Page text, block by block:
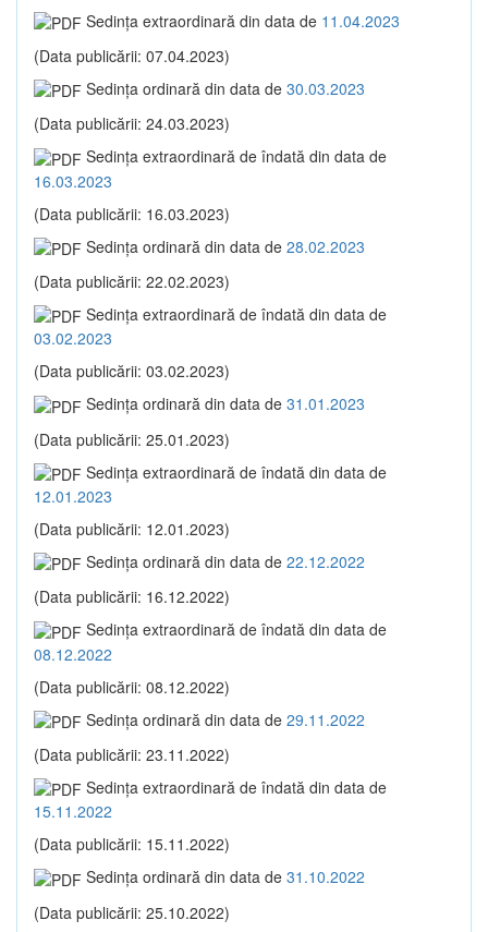
Sedinţa extraordinară din data de 11.04.2023
(Data publicării: 07.04.2023)
Sedinţa ordinară din data de 30.03.2023
(Data publicării: 24.03.2023)
Sedinţa extraordinară de îndată din data de
16.03.2023
(Data publicării: 16.03.2023)
Sedinţa ordinară din data de 28.02.2023
(Data publicării: 22.02.2023)
Sedinţa extraordinară de îndată din data de
03.02.2023
(Data publicării: 03.02.2023)
Sedinţa ordinară din data de 31.01.2023
(Data publicării: 25.01.2023)
Sedinţa extraordinară de îndată din data de
12.01.2023
(Data publicării: 12.01.2023)
Sedinţa ordinară din data de 22.12.2022
(Data publicării: 16.12.2022)
Sedinţa extraordinară de îndată din data de
08.12.2022
(Data publicării: 08.12.2022)
Sedinţa ordinară din data de 29.11.2022
(Data publicării: 23.11.2022)
Sedinţa extraordinară de îndată din data de
15.11.2022
(Data publicării: 15.11.2022)
Sedinţa ordinară din data de 31.10.2022
(Data publicării: 25.10.2022)